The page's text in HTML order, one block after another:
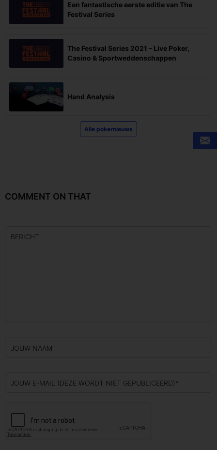
Een fantastische eerste editie van The
Festival Series
The Festival Series 2021 – Live Poker,
Casino & Sportweddenschappen
Hand Analysis
Alle pokernieuws
COMMENT ON THAT
BERICHT
JOUW NAAM
JOUW E-MAIL (DEZE WORDT NIET GEPUBLICEERD)*